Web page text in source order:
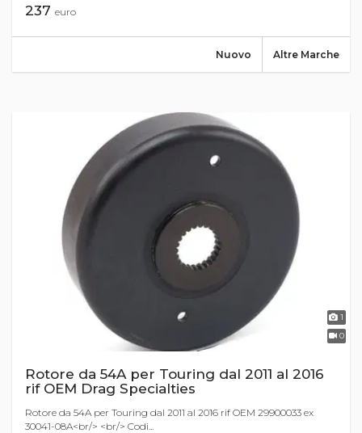
237 euro
Altre Marche
Nuovo
1
0
Rotore da 54A per Touring dal 2011 al 2016
rif OEM Drag Specialties
Rotore da 54A per Touring dal 2011 al 2016 rif OEM 29900033 ex
30041-08A<br/> <br/> Codi...